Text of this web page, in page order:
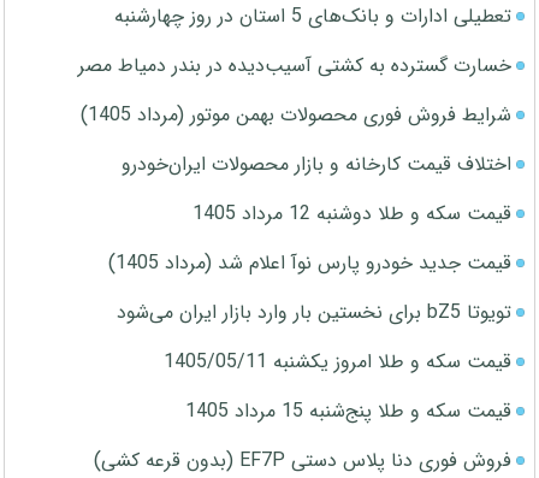
تعطیلی ادارات و بانک‌های 5 استان در روز چهارشنبه
خسارت گسترده به کشتی آسیب‌دیده در بندر دمیاط مصر
شرایط فروش فوری محصولات بهمن موتور (مرداد 1405)
اختلاف قیمت کارخانه و بازار محصولات ایران‌خودرو
قیمت سکه و طلا دوشنبه 12 مرداد 1405
قیمت جدید خودرو پارس نوآ اعلام شد (مرداد 1405)
تویوتا bZ5 برای نخستین بار وارد بازار ایران می‌شود
قیمت سکه و طلا امروز یکشنبه 1405/05/11
قیمت سکه و طلا پنج‌شنبه 15 مرداد 1405
فروش فوری دنا پلاس دستی EF7P (بدون قرعه کشی)